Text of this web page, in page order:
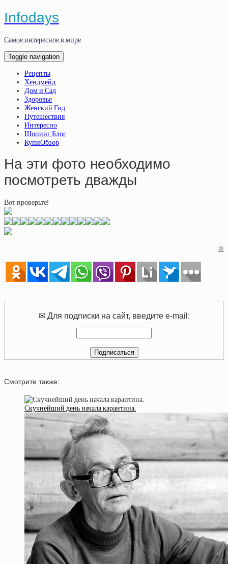
Infodays
Самое интересное в мире
Toggle navigation
Рецепты
Хендмейд
Дом и Сад
Здоровье
Женский Гид
Путешествия
Интересно
Шопинг Блог
КупиОбзор
На эти фото необходимо
посмотреть дважды
Вот проверьте!
©
✉ Для подписки на сайт, введите e-mail:
Смотрите также:
Скучнейший день начала карантина.